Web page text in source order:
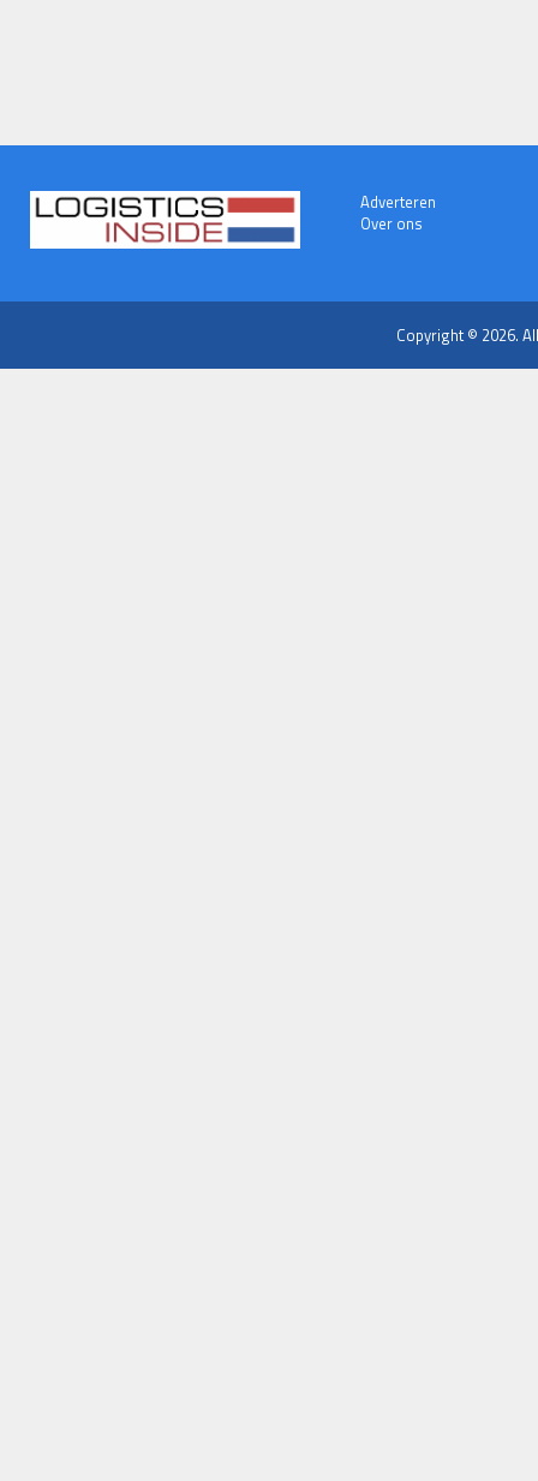
Adverteren
Over ons
Copyright © 2026.